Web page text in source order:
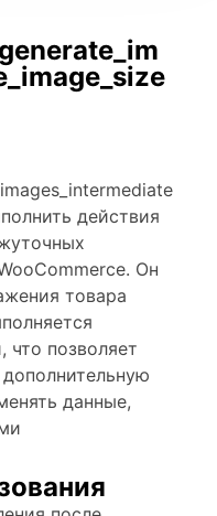
действия
Он
товара
что позволяет
данные,